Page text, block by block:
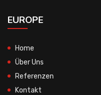
EUROPE
Home
Über Uns
Referenzen
Kontakt